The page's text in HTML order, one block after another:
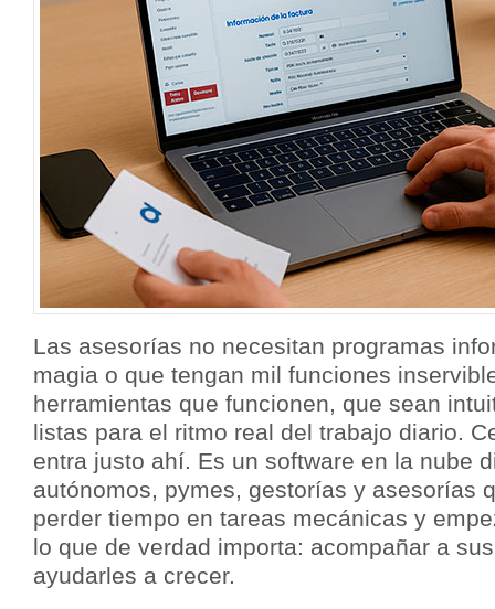
Las asesorías no necesitan programas
magia o que tengan mil funciones
herramientas que funcionen, que sean
listas para el ritmo real del trabajo diario.
entra justo ahí. Es un software en la nube
autónomos, pymes, gestorías y asesorías
perder tiempo en tareas mecánicas y
lo que de verdad importa: acompañar a
ayudarles a crecer.